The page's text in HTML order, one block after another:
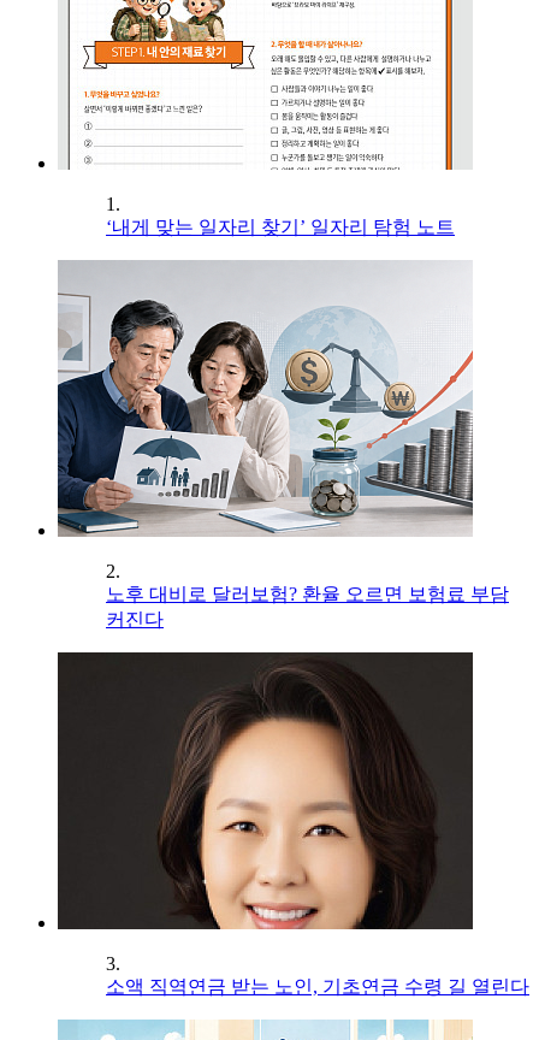
1.
‘내게 맞는 일자리 찾기’ 일자리 탐험 노트
2.
노후 대비로 달러보험? 환율 오르면 보험료 부담
커진다
3.
소액 직역연금 받는 노인, 기초연금 수령 길 열린다